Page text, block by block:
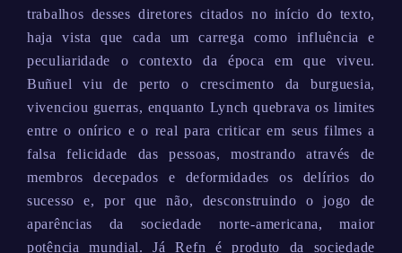
trabalhos desses diretores citados no início do texto,
haja vista que cada um carrega como influência e
peculiaridade o contexto da época em que viveu.
Buñuel viu de perto o crescimento da burguesia,
vivenciou guerras, enquanto Lynch quebrava os limites
entre o onírico e o real para criticar em seus filmes a
falsa felicidade das pessoas, mostrando através de
membros decepados e deformidades os delírios do
sucesso e, por que não, desconstruindo o jogo de
aparências da sociedade norte-americana, maior
potência mundial. Já Refn é produto da sociedade